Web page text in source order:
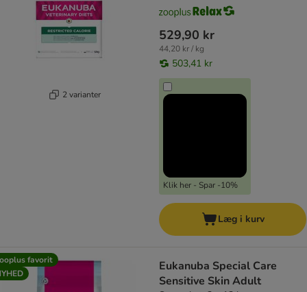
2 varianter
529,90 kr
44,20 kr / kg
503,41 kr
Klik her - Spar -10%
Læg i kurv
favorit
Eukanuba Special Care
Sensitive Skin Adult